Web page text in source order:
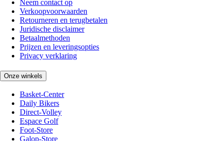
Neem contact op
Verkoopvoorwaarden
Retourneren en terugbetalen
Juridische disclaimer
Betaalmethoden
Prijzen en leveringsopties
Privacy verklaring
Onze winkels
Basket-Center
Daily Bikers
Direct-Volley
Espace Golf
Foot-Store
Galop-Store